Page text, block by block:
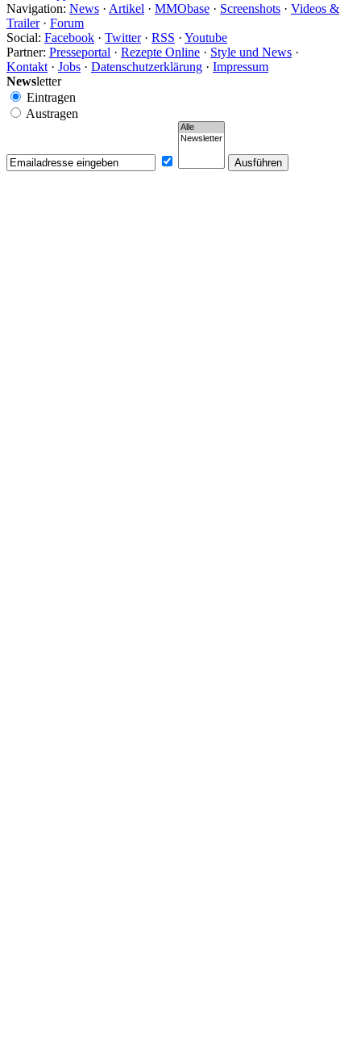
Navigation: News · Artikel · MMObase · Screenshots · Videos &
Trailer· Forum
Social: Facebook · Twitter· RSS · Youtube
Partner: Presseportal · Rezepte Online · Style und News ·
Kontakt · Jobs · Datenschutzerklärung · Impressum
Newsletter
Eintragen
Austragen